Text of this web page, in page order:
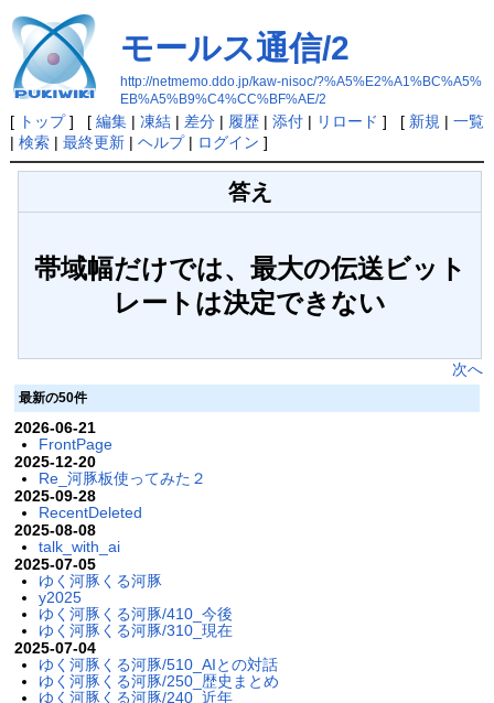
モールス通信/2
http://netmemo.ddo.jp/kaw-nisoc/?%A5%E2%A1%BC%A5%
EB%A5%B9%C4%CC%BF%AE/2
[ トップ] [ 編集| 凍結| 差分| 履歴| 添付| リロード ] [ 新規 | 一覧
| 検索| 最終更新| ヘルプ| ログイン ]
答え
帯域幅だけでは、最大の伝送ビット
レートは決定できない
次へ
最新の50件
2026-06-21
FrontPage
2025-12-20
Re_河豚板使ってみた２
2025-09-28
RecentDeleted
2025-08-08
talk_with_ai
2025-07-05
ゆく河豚くる河豚
y2025
ゆく河豚くる河豚/410_今後
ゆく河豚くる河豚/310_現在
2025-07-04
ゆく河豚くる河豚/510_AIとの対話
ゆく河豚くる河豚/250_歴史まとめ
ゆく河豚くる河豚/240_近年